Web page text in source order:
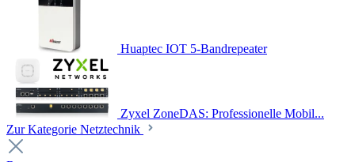
Huaptec IOT 5-Bandrepeater
Zyxel ZoneDAS: Professionelle Mobil...
Zur Kategorie Netztechnik